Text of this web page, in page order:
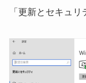
「更新とセキュ